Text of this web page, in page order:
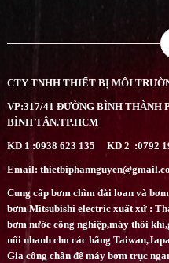
CTY TNHH THIẾT BỊ MÔI
VP:317/41 ĐƯỜNG BÌNH THÀNH
BÌNH TÂN.TP.HCM
KD 1 :0938 623 135 KD 2 :0792
Email:
Cung cấp bơm chìm đài loan và
bơm Mitsubishi electric xuất xứ :
bơm nước công nghiệp,máy thổi
nối nhanh cho các hãng
Gia công chân đế máy bơm trục